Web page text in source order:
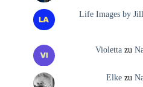
Life Images by
Violettazu
Elkezu